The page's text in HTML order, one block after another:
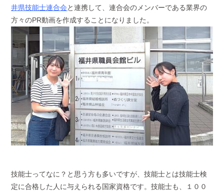
井県技能士連合会と連携して、連合会のメンバーである業界の
方々のPR動画を作成することになりました。
技能士ってなに？と思う方も多いですが、技能士とは技能士検
定に合格した人に与えられる国家資格です。技能士も、１００